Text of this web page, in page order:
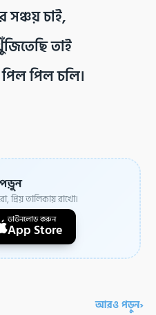
চাই,
তাই
পিল চলি।
পড়ুন
তালিকায় রাখো।
ডাউনলোড করুন
App Store
আরও পড়ুন›